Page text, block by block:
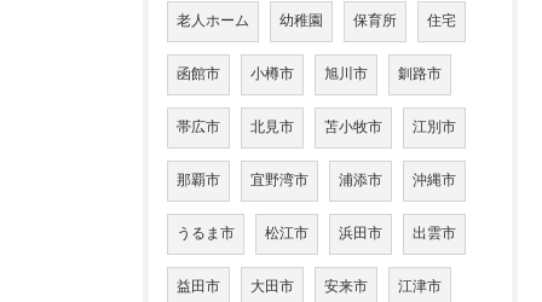
老人ホーム 幼稚園 保育所 住宅
函館市 小樽市 旭川市 釧路市
帯広市 北見市 苫小牧市 江別市
那覇市 宜野湾市 浦添市 沖縄市
うるま市 松江市 浜田市 出雲市
益田市 大田市 安来市 江津市